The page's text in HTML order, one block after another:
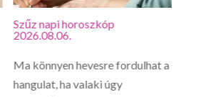
Szűz napi horoszkóp
2026.08.06.
Ma könnyen hevesre fordulhat a
hangulat, ha valaki úgy